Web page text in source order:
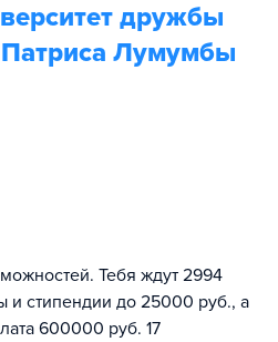
дружбы
Лумумбы
Тебя ждут 2994
и стипендии до 25000 руб., а
600000 руб. 17